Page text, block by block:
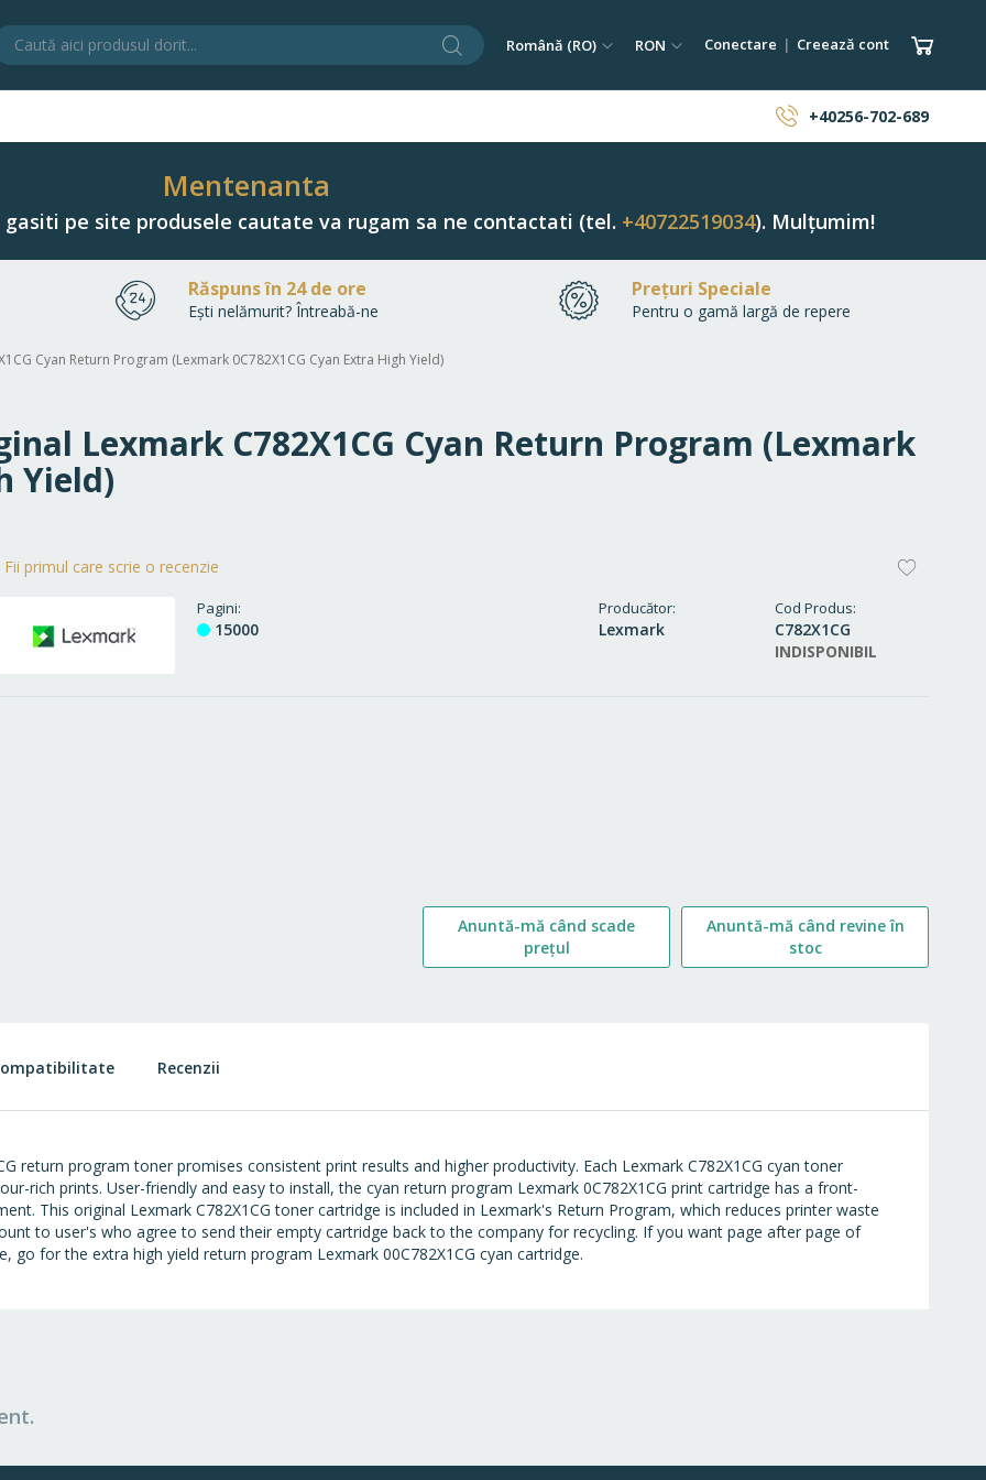
CăutareLimba
Română (RO) Monedă
RON Conectare Creează cont Coșul
+40256-702-689
Mentenanta
pe site produsele cautate va rugam sa ne contactati (tel. +40722519034). Mulțumim!
Răspuns în 24 de ore
Ești nelămurit? Întreabă-ne
Prețuri Speciale
Pentru o gamă largă de repere
Cyan Return Program (Lexmark 0C782X1CG Cyan Extra High Yield)
Lexmark C782X1CG Cyan Return Program (Lexmark
Yield)
Producător
Lexmark
Cod Produs
C782X1CG
INDISPONIBIL
Fii primul care scrie o recenzie
Pagini
15000
Anuntă-mă când scade
prețul
Anuntă-mă când revine în
stoc
return program toner promises consistent print results and higher productivity. Each Lexmark C782X1CG cyan toner
rich prints. User-friendly and easy to install, the cyan return program Lexmark 0C782X1CG print cartridge has a front-
This original Lexmark C782X1CG toner cartridge is included in Lexmark's Return Program, which reduces printer waste
to user's who agree to send their empty cartridge back to the company for recycling. If you want page after page of
for the extra high yield return program Lexmark 00C782X1CG cyan cartridge.
Recenzii